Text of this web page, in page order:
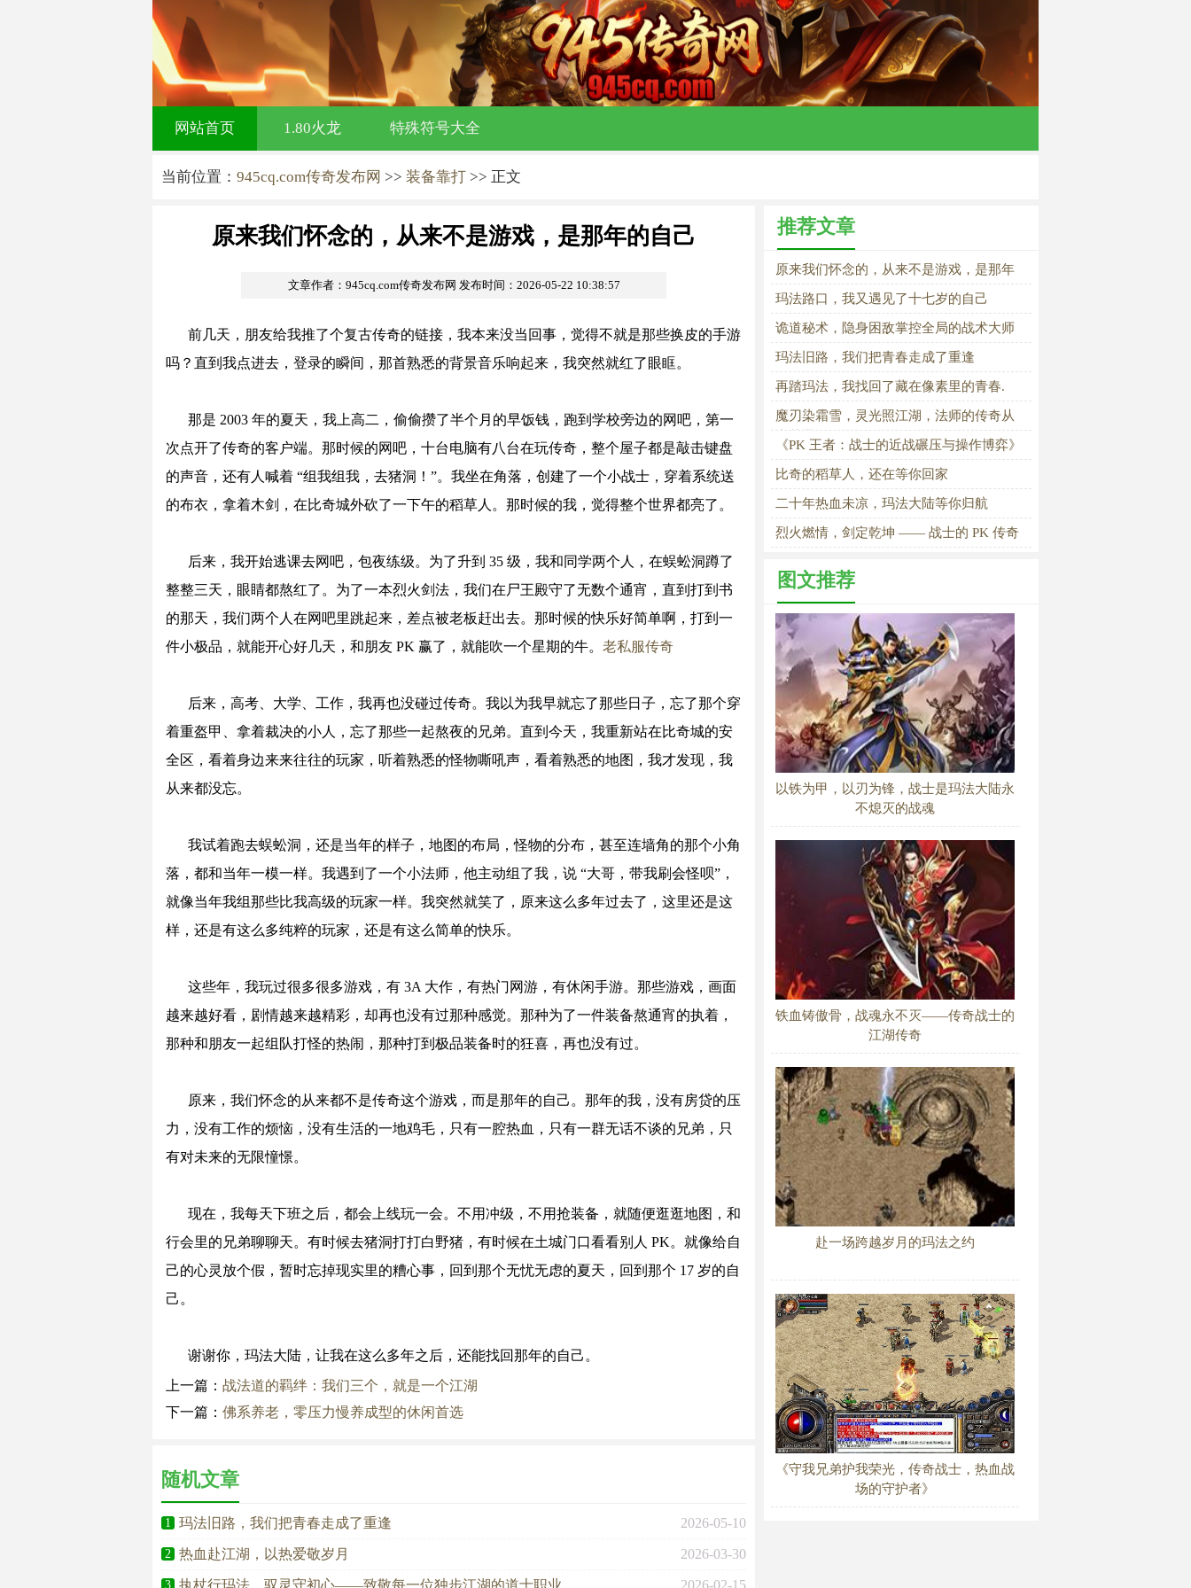
网站首页 1.80火龙 特殊符号大全
当前位置： 945cq.com传奇发布网 >> 装备靠打 >> 正文
原来我们怀念的，从来不是游戏，是那年的自己
文章作者：945cq.com传奇发布网 发布时间：2026-05-22 10:38:57
前几天，朋友给我推了个复古传奇的链接，我本来没当回事，觉得不就是那些换皮的手游
吗？直到我点进去，登录的瞬间，那首熟悉的背景音乐响起来，我突然就红了眼眶。
那是 2003 年的夏天，我上高二，偷偷攒了半个月的早饭钱，跑到学校旁边的网吧，第一
次点开了传奇的客户端。那时候的网吧，十台电脑有八台在玩传奇，整个屋子都是敲击键盘
的声音，还有人喊着 “组我组我，去猪洞！”。我坐在角落，创建了一个小战士，穿着系统送
的布衣，拿着木剑，在比奇城外砍了一下午的稻草人。那时候的我，觉得整个世界都亮了。
后来，我开始逃课去网吧，包夜练级。为了升到 35 级，我和同学两个人，在蜈蚣洞蹲了
整整三天，眼睛都熬红了。为了一本烈火剑法，我们在尸王殿守了无数个通宵，直到打到书
的那天，我们两个人在网吧里跳起来，差点被老板赶出去。那时候的快乐好简单啊，打到一
件小极品，就能开心好几天，和朋友 PK 赢了，就能吹一个星期的牛。 老私服传奇
后来，高考、大学、工作，我再也没碰过传奇。我以为我早就忘了那些日子，忘了那个穿
着重盔甲、拿着裁决的小人，忘了那些一起熬夜的兄弟。直到今天，我重新站在比奇城的安
全区，看着身边来来往往的玩家，听着熟悉的怪物嘶吼声，看着熟悉的地图，我才发现，我
从来都没忘。
我试着跑去蜈蚣洞，还是当年的样子，地图的布局，怪物的分布，甚至连墙角的那个小角
落，都和当年一模一样。我遇到了一个小法师，他主动组了我，说 “大哥，带我刷会怪呗”，
就像当年我组那些比我高级的玩家一样。我突然就笑了，原来这么多年过去了，这里还是这
样，还是有这么多纯粹的玩家，还是有这么简单的快乐。
这些年，我玩过很多很多游戏，有 3A 大作，有热门网游，有休闲手游。那些游戏，画面
越来越好看，剧情越来越精彩，却再也没有过那种感觉。那种为了一件装备熬通宵的执着，
那种和朋友一起组队打怪的热闹，那种打到极品装备时的狂喜，再也没有过。
原来，我们怀念的从来都不是传奇这个游戏，而是那年的自己。那年的我，没有房贷的压
力，没有工作的烦恼，没有生活的一地鸡毛，只有一腔热血，只有一群无话不谈的兄弟，只
有对未来的无限憧憬。
现在，我每天下班之后，都会上线玩一会。不用冲级，不用抢装备，就随便逛逛地图，和
行会里的兄弟聊聊天。有时候去猪洞打打白野猪，有时候在土城门口看看别人 PK。就像给自
己的心灵放个假，暂时忘掉现实里的糟心事，回到那个无忧无虑的夏天，回到那个 17 岁的自
己。
谢谢你，玛法大陆，让我在这么多年之后，还能找回那年的自己。
上一篇： 战法道的羁绊：我们三个，就是一个江湖
下一篇： 佛系养老，零压力慢养成型的休闲首选
随机文章
2026-05-10
1 玛法旧路，我们把青春走成了重逢
2026-03-30
2 热血赴江湖，以热爱敬岁月
2026-02-15
3 执杖行玛法，驭灵守初心——致敬每一位独步江湖的道士职业
推荐文章
原来我们怀念的，从来不是游戏，是那年
的自己
玛法路口，我又遇见了十七岁的自己
诡道秘术，隐身困敌掌控全局的战术大师
玛法旧路，我们把青春走成了重逢
再踏玛法，我找回了藏在像素里的青春.
魔刃染霜雪，灵光照江湖，法师的传奇从
未落幕
《PK 王者：战士的近战碾压与操作博弈》
比奇的稻草人，还在等你回家
二十年热血未凉，玛法大陆等你归航
烈火燃情，剑定乾坤 —— 战士的 PK 传奇
图文推荐
以铁为甲，以刃为锋，战士是玛法大陆永
不熄灭的战魂
铁血铸傲骨，战魂永不灭——传奇战士的
江湖传奇
赴一场跨越岁月的玛法之约
《守我兄弟护我荣光，传奇战士，热血战
场的守护者》